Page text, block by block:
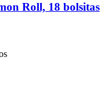
Roll, 18 bolsitas